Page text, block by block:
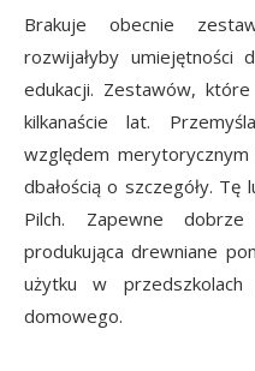
Brakuje obecnie
rozwijałyby umiejętności
edukacji. Zestawów,
kilkanaście lat.
względem
dbałością o szczegóły. Tę
Pilch. Zapewne
produkująca drewniane
użytku w
domowego.